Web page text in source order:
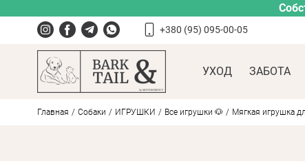
+380 (95) 095-00-05
УХОД ЗАБОТА
Главная Собаки ИГРУШКИ Все игрушки 🐶 Мягкая игрушка